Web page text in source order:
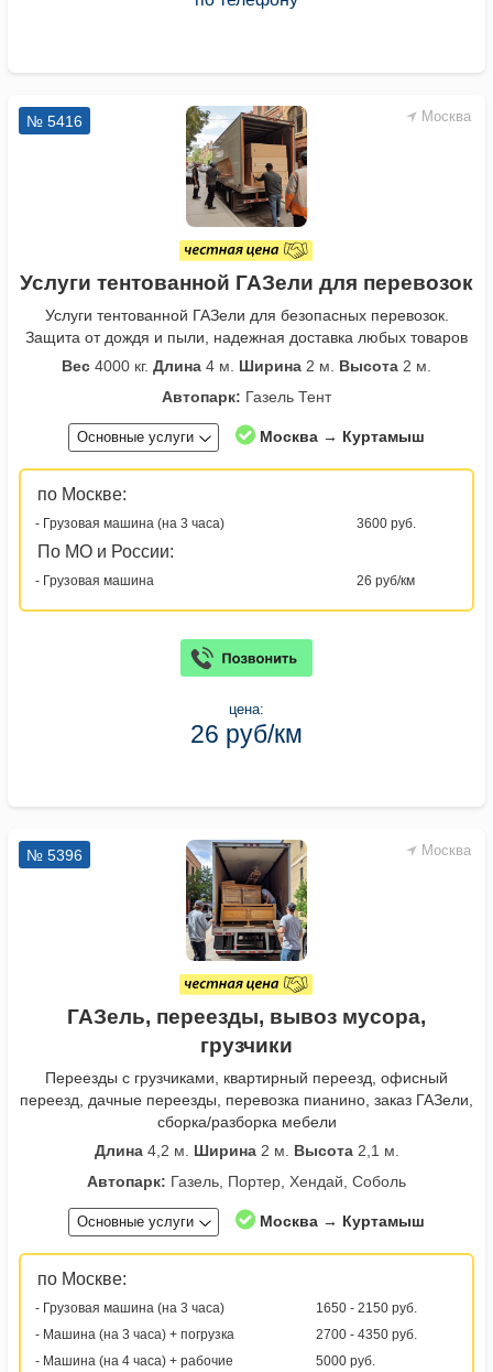
Москва
№ 5416
Услуги тентованной ГАЗели для перевозок
Услуги тентованной ГАЗели для безопасных перевозок.
Защита от дождя и пыли, надежная доставка любых товаров
Вес 4000 кг. Длина 4 м. Ширина 2 м. Высота 2 м.
Автопарк: Газель Тент
Основные услуги Москва → Куртамыш
по Москве:
- Грузовая машина (на 3 часа) 3600 руб.
По МО и России:
- Грузовая машина 26 руб/км
цена:
26 руб/км
Москва
№ 5396
ГАЗель, переезды, вывоз мусора,
грузчики
Переезды с грузчиками, квартирный переезд, офисный
переезд, дачные переезды, перевозка пианино, заказ ГАЗели,
сборка/разборка мебели
Длина4,2 м. Ширина2 м. Высота2,1 м.
Автопарк: Газель, Портер, Хендай, Соболь
Основные услуги Москва → Куртамыш
по Москве:
- Грузовая машина (на 3 часа)
1650 - 2150 руб.
- Машина (на 3 часа) + погрузка
2700 - 4350 руб.
- Машина (на 4 часа) + рабочие
5000 руб.